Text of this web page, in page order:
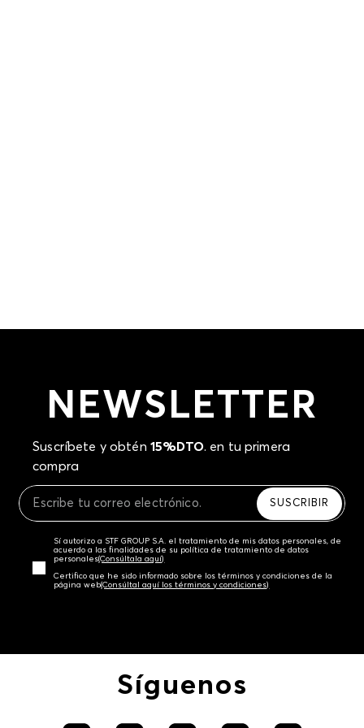
NEWSLETTER
Suscríbete y obtén 15%DTO. en tu primera
compra
SUSCRIBIR
Sí autorizo a STF GROUP S.A. el tratamiento de mis datos personales, de
acuerdo a las finalidades de su política de tratamiento de datos
personales‎(Consúltala aquí)
Certifico que he sido informado sobre los términos y condiciones de la
página web‎(Consúltal aquí los términos y condiciones)
Síguenos